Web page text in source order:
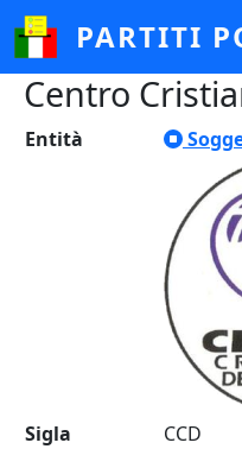
Salta al contenuto
PARTITI
Centro
Entità
Sigla
CCD